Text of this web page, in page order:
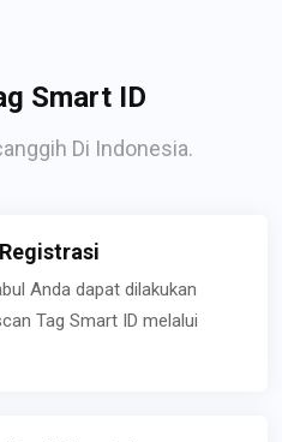
Smart ID
Di Indonesia.
Anda dapat dilakukan
Tag Smart ID melalui